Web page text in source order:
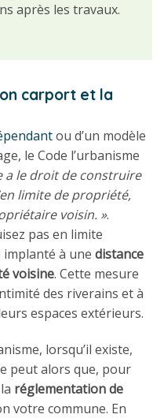
après les travaux.
carport et la
ou d’un modèle
le Code l’urbanisme
a le droit de construire
limite de propriété,
voisin. ».
pas en limite
à une distance
voisine. Cette mesure
des riverains et à
espaces extérieurs.
lorsqu’il existe,
peut alors que, pour
réglementation de
votre commune. En